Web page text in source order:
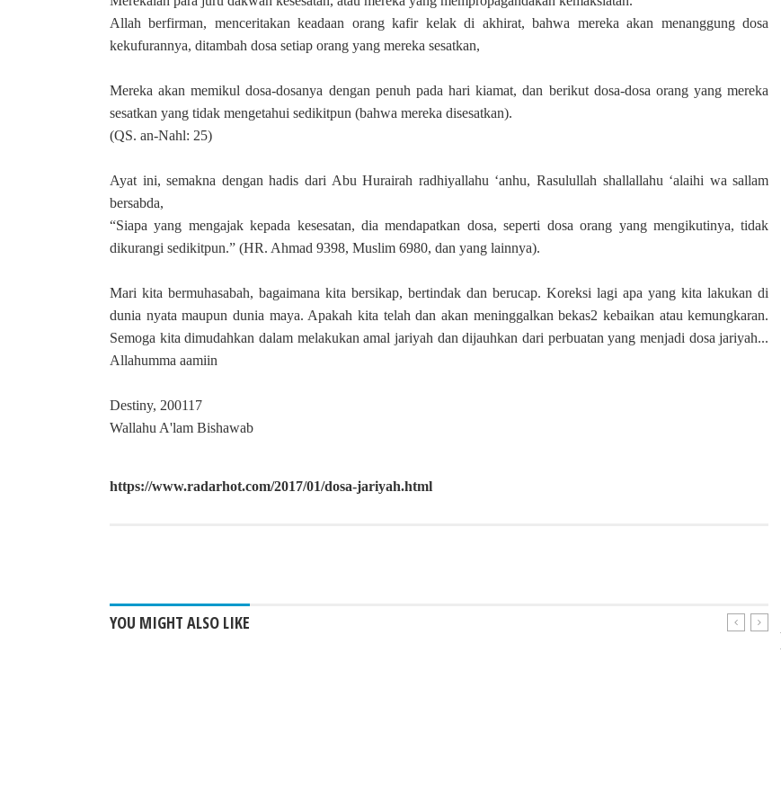
Allah berfirman, menceritakan keadaan orang kafir kelak di akhirat, bahwa mereka akan menanggung dosa
kekufurannya, ditambah dosa setiap orang yang mereka sesatkan,
Mereka akan memikul dosa-dosanya dengan penuh pada hari kiamat, dan berikut dosa-dosa orang yang mereka
sesatkan yang tidak mengetahui sedikitpun (bahwa mereka disesatkan).
(QS. an-Nahl: 25)
Ayat ini, semakna dengan hadis dari Abu Hurairah radhiyallahu ‘anhu, Rasulullah shallallahu ‘alaihi wa sallam
bersabda,
“Siapa yang mengajak kepada kesesatan, dia mendapatkan dosa, seperti dosa orang yang mengikutinya, tidak
dikurangi sedikitpun.” (HR. Ahmad 9398, Muslim 6980, dan yang lainnya).
Mari kita bermuhasabah, bagaimana kita bersikap, bertindak dan berucap. Koreksi lagi apa yang kita lakukan di
dunia nyata maupun dunia maya. Apakah kita telah dan akan meninggalkan bekas2 kebaikan atau kemungkaran.
Semoga kita dimudahkan dalam melakukan amal jariyah dan dijauhkan dari perbuatan yang menjadi dosa jariyah...
Allahumma aamiin
Destiny, 200117
Wallahu A'lam Bishawab
https://www.radarhot.com/2017/01/dosa-jariyah.html
YOU MIGHT ALSO LIKE